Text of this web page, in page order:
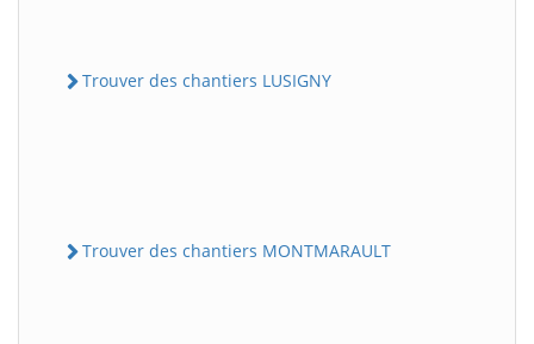
Trouver des chantiers LUSIGNY
Trouver des chantiers MONTMARAULT